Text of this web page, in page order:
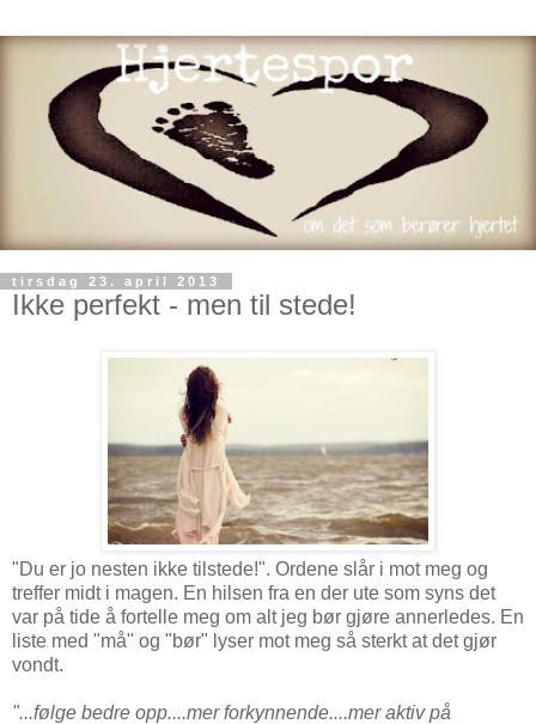
tirsdag 23. april 2013
Ikke perfekt - men til stede!
"Du er jo nesten ikke tilstede!". Ordene slår i mot meg og
treffer midt i magen. En hilsen fra en der ute som syns det
var på tide å fortelle meg om alt jeg bør gjøre annerledes. En
liste med "må" og "bør" lyser mot meg så sterkt at det gjør
vondt.
"...følge bedre opp....mer forkynnende....mer aktiv på